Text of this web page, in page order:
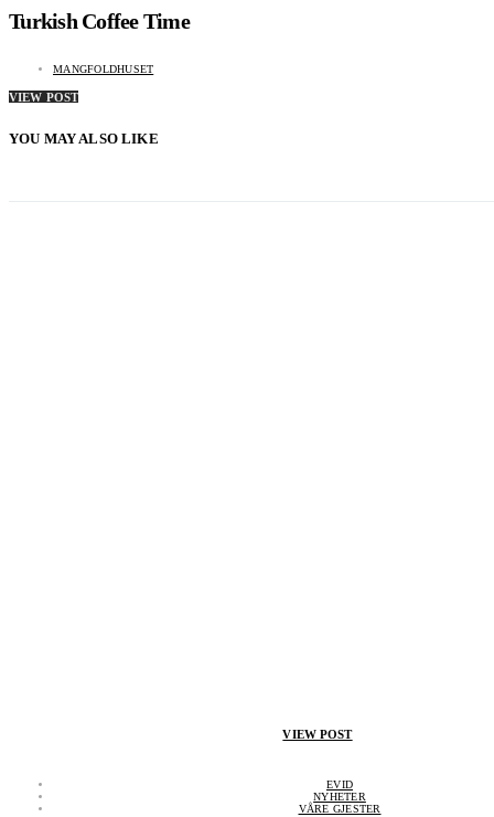
Turkish Coffee Time
MANGFOLDHUSET
VIEW POST
YOU MAY ALSO LIKE
VIEW POST
EVID
NYHETER
VÅRE GJESTER